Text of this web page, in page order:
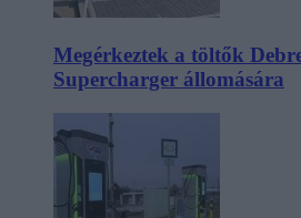
Megérkeztek a töltők
Supercharger állomására